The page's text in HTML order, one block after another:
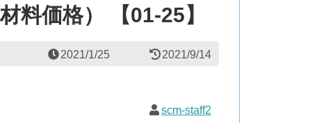
料価格） 【01-25】
2021/1/25 2021/9/14
scm-staff2